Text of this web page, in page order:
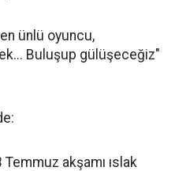
ünlü oyuncu,
Buluşup gülüşeceğiz"
akşamı ıslak